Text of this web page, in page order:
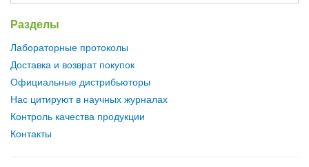
Разделы
Лабораторные протоколы
Доставка и возврат покупок
Официальные дистрибьюторы
Нас цитируют в научных журналах
Контроль качества продукции
Контакты